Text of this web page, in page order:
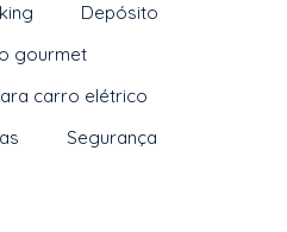
Depósito
gourmet
carro elétrico
Segurança